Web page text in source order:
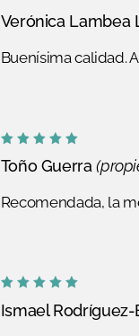
con5de
Verónica Lambea
Buenísima calidad.
con 5de
Toño Guerra
Recomendada, la
con5 de
Ismael